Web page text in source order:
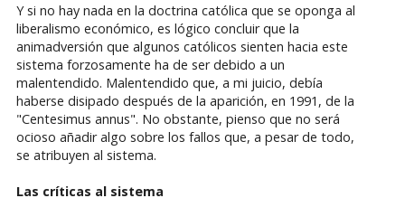
Y si no hay nada en la doctrina católica que se oponga al
liberalismo económico, es lógico concluir que la
animadversión que algunos católicos sienten hacia este
sistema forzosamente ha de ser debido a un
malentendido. Malentendido que, a mi juicio, debía
haberse disipado después de la aparición, en 1991, de la
"Centesimus annus". No obstante, pienso que no será
ocioso añadir algo sobre los fallos que, a pesar de todo,
se atribuyen al sistema.
Las críticas al sistema